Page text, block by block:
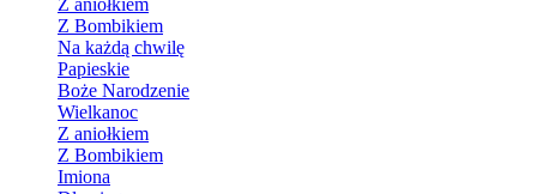
Z aniołkiem
Z Bombikiem
Na każdą chwilę
Papieskie
Boże Narodzenie
Wielkanoc
Z aniołkiem
Z Bombikiem
Imiona